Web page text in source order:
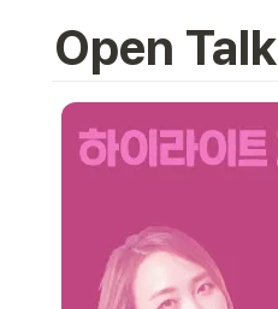
Open Talk